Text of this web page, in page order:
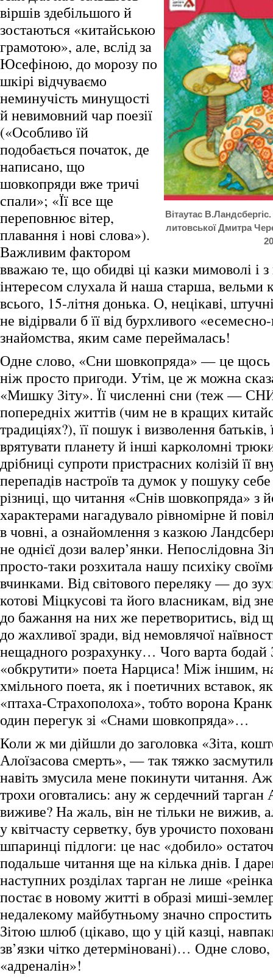
Вітаутас
литовської Дмитра
віршів здебільшого й
зостаються «китайською
грамотою», але, вслід за
Юсефіною, до морозу по
шкірі відчуваємо
неминучість минущості
й невимовний чар поезії
(«Особливо їй
подобається початок, де
написано, що
шовкопряди вже тричі
спали»; «Її все ще
переповнює вітер,
плавання і нові слова»).
Важливим фактором
вважаю те, що обидві ці казки мимоволі і
інтересом слухала й наша старша, вельми
всього, 15-літня донька. О, нецікаві,
не відірвали б її від бурхливого
знайомства, яким саме переймалась!
Одне слово, «Сни шовкопряда» — це щось
ніж просто пригоди. Утім, це ж можна
«Мишку Зіту». Її численні сни (теж —
попередніх життів (чим не в кращих
традиціях?), її пошук і визволення батьків,
врятувати планету й інші карколомні
дрібниці супроти пристрасних колізій її
перепадів настроїв та думок у пошуку
різниці, що читання «Снів шовкопряда» з
характерами нагадувало рівномірне й
в човні, а ознайомлення з казкою
не однієї дози валер’янки. Непослідовна
просто-таки розхитала нашу психіку
вчинками. Від світового переляку — до
котові Міцкусові та його власникам, від
до бажання на них же перетворитись,
до жахливої зради, від немовлячої
нещадного розрахунку… Чого варта бодай
«обкрутити» поета Нарциса! Між іншим,
хмільного поета, як і поетичних вставок,
«птаха-Страхополоха», тобто ворона
один перегук зі «Снами шовкопряда»…
Коли ж ми дійшли до заголовка «Зіта,
Алоїзасова смерть», — так тяжко
навіть змусила мене покинути читання.
трохи оговтались: ану ж сердечний тарган
виживе? На жаль, він не тільки не вижив,
у квітчасту серветку, був урочисто
шпаринці підлоги: це нас «добило»
подальше читання ще на кілька днів. І
наступних розділах тарган не лише
постає в новому житті в образі миші-
недалекому майбутньому значно
Зітою шлюб (цікаво, що у цій казці,
зв’язки чітко детерміновані)… Одне
«адреналін»!